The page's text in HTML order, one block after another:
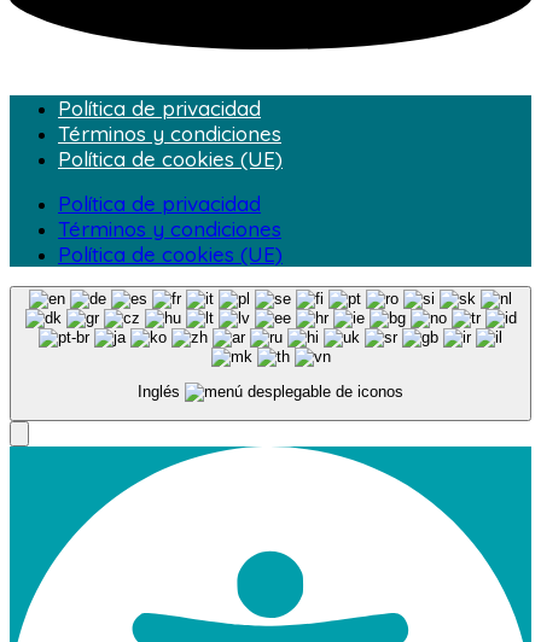
Política de privacidad
Términos y condiciones
Política de cookies (UE)
Política de privacidad
Términos y condiciones
Política de cookies (UE)
Inglés